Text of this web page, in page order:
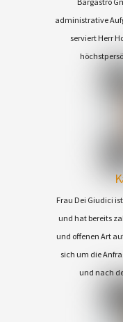
administrative
serviert Herr
Frau Dei Giudici
und hat bereits
und offenen Art
sich um die
und nach